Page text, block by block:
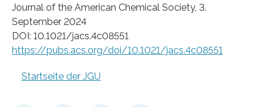
Journal of the American Chemical Society, 3.
September 2024
DOI: 10.1021/jacs.4c08551
https://pubs.acs.org/doi/10.1021/jacs.4c08551
Startseite der JGU